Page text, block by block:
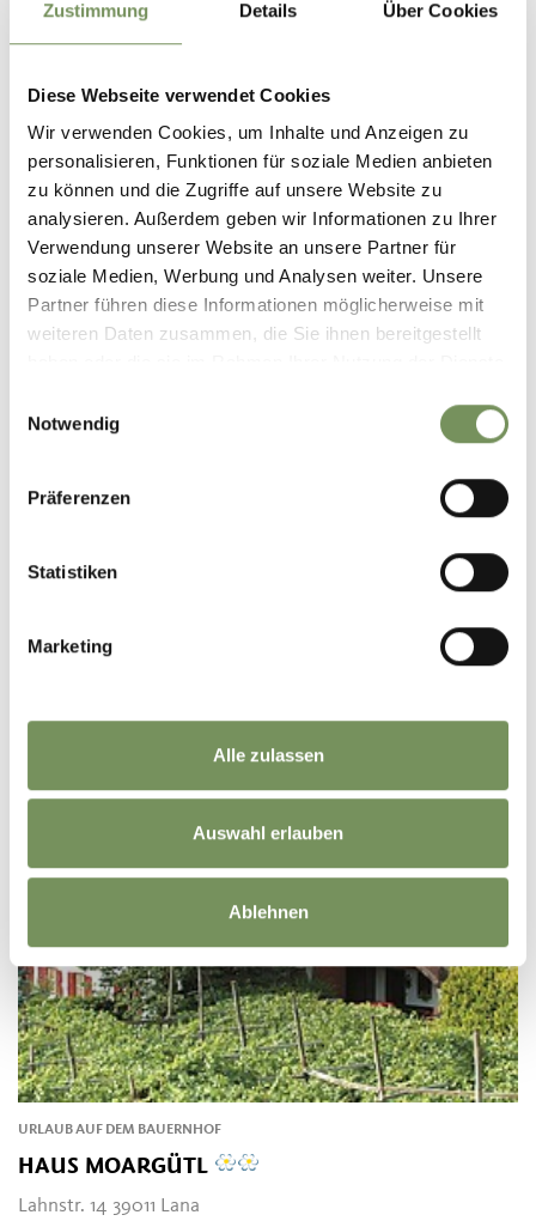
Zustimmung Details Über Cookies
Diese Webseite verwendet Cookies
Wir verwenden Cookies, um Inhalte und Anzeigen zu
personalisieren, Funktionen für soziale Medien anbieten
zu können und die Zugriffe auf unsere Website zu
analysieren. Außerdem geben wir Informationen zu Ihrer
Verwendung unserer Website an unsere Partner für
soziale Medien, Werbung und Analysen weiter. Unsere
Partner führen diese Informationen möglicherweise mit
weiteren Daten zusammen, die Sie ihnen bereitgestellt
Notwendig
Präferenzen
Statistiken
Marketing
Alle zulassen
Auswahl erlauben
Ablehnen
B&B AND APPARTMENTS
Feldweg 4 39010 Gargazon
MEHR LESEN
URLAUB AUF DEM BAUERNHOF
HAUS MOARGÜTL
Lahnstr. 14 39011 Lana